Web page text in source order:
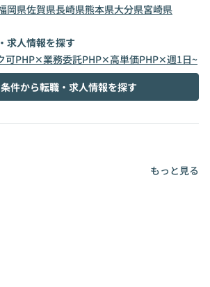
岡県佐賀県長崎県熊本県大分県宮崎県
求人情報を探す
可PHP✕業務委託PHP✕高単価PHP✕週1日~
件から転職・求人情報を探す
もっと見る